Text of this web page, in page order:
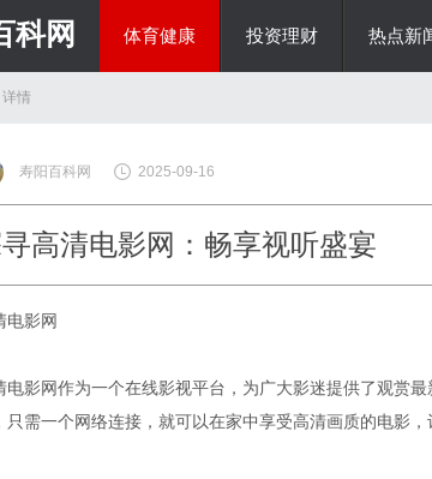
科网 体育健康 投资理财 热点新
详情
寿阳百科网 2025-09-16
高清电影网：畅享视听盛宴
电影网
电影网作为一个在线影视平台，为广大影迷提供了观赏
只需一个网络连接，就可以在家中享受高清画质的电影，